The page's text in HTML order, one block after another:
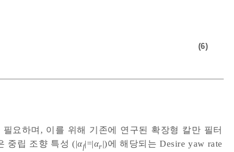
(6)
필요하며, 이를 위해 기존에 연구된 확장형 칼만 필터
중립 조향 특성 (|αf|=|αr|)에 해당되는 Desire yaw rate